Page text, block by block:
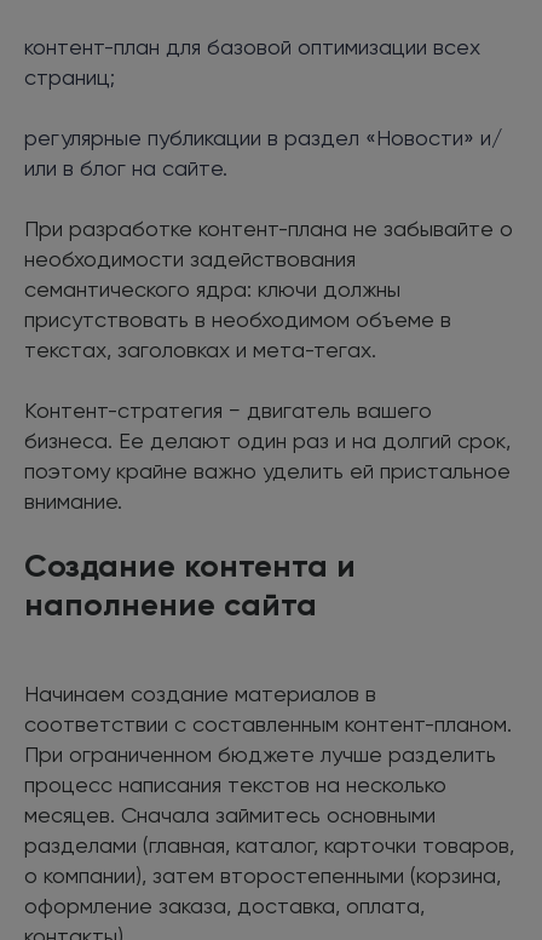
контент-план для базовой оптимизации всех
страниц;
регулярные публикации в раздел «Новости» и/
или в блог на сайте.
При разработке контент-плана не забывайте о
необходимости задействования
семантического ядра: ключи должны
присутствовать в необходимом объеме в
текстах, заголовках и мета-тегах.
Контент-стратегия − двигатель вашего
бизнеса. Ее делают один раз и на долгий срок,
поэтому крайне важно уделить ей пристальное
внимание.
Создание контента и
наполнение сайта
Начинаем создание материалов в
соответствии с составленным контент-планом.
При ограниченном бюджете лучше разделить
процесс написания текстов на несколько
месяцев. Сначала займитесь основными
разделами (главная, каталог, карточки товаров,
о компании), затем второстепенными (корзина,
оформление заказа, доставка, оплата,